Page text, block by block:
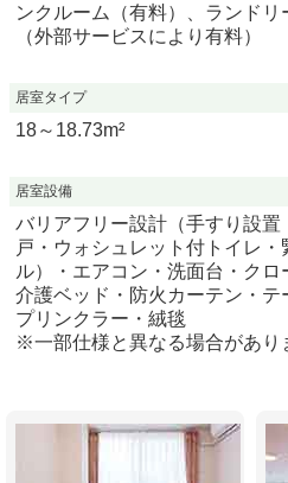
ンクルーム（有料）、ランド
（外部サービスにより有料）
居室タイプ
18～18.73m²
居室設備
バリアフリー設計（手すり設置
戸・ウォシュレット付トイレ
ル）・エアコン・洗面台・ク
介護ベッド・防火カーテン・
プリンクラー・絨毯
※一部仕様と異なる場合があり